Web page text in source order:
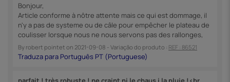
Bonjour,
Article conforme à nôtre attente mais ce qui est dommage, il
n'y a pas de systeme ou de câle pour empêcher le plateau de
coulisser lorsque nous ne nous servons pas des rallonges,
By robert pointet on 2021-09-08 - Variação do produto : REF : 86521